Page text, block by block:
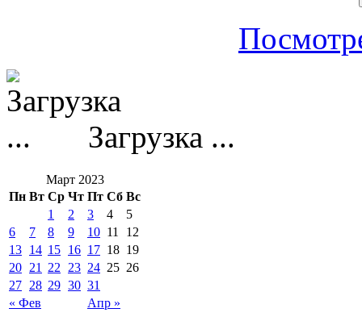
Загрузка ...
Март 2023
Пн Вт Ср Чт Пт Сб Вс
« Фев Апр »
1 2 3 4
5
6
7 8 9 10 11
12
13 14 15 16 17 18 19
20 21 22 23 24 25 26
27 28 29 30 31